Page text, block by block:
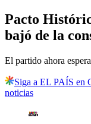
Pacto
bajó de la
El partido ahora
Siga a EL PAÍS en
noticias